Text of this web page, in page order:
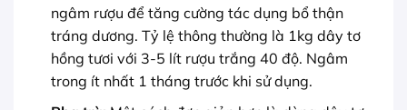
ngâm rượu để tăng cường tác dụng bổ thận
tráng dương. Tỷ lệ thông thường là 1kg dây tơ
hồng tươi với 3-5 lít rượu trắng 40 độ. Ngâm
trong ít nhất 1 tháng trước khi sử dụng.